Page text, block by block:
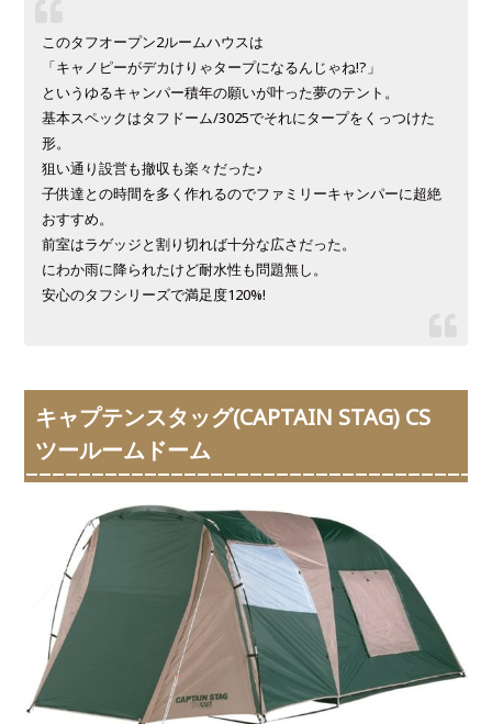
このタフオープン2ルームハウスは
「キャノピーがデカけりゃタープになるんじゃね!?」
というゆるキャンパー積年の願いが叶った夢のテント。
基本スペックはタフドーム/3025でそれにタープをくっつけた
形。
狙い通り設営も撤収も楽々だった♪
子供達との時間を多く作れるのでファミリーキャンパーに超絶
おすすめ。
前室はラゲッジと割り切れば十分な広さだった。
にわか雨に降られたけど耐水性も問題無し。
安心のタフシリーズで満足度120%!
キャプテンスタッグ(CAPTAIN STAG) CS
ツールームドーム